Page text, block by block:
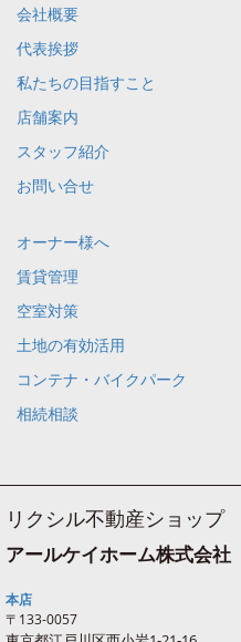
会社概要
代表挨拶
私たちの目指すこと
店舗案内
スタッフ紹介
お問い合せ
オーナー様へ
賃貸管理
空室対策
土地の有効活用
コンテナ・バイクパーク
相続相談
リクシル不動産ショップ
アールケイホーム株式会社
本店
〒133-0057